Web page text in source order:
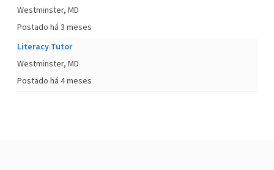
Westminster, MD
Postado há 3 meses
Literacy Tutor
Westminster, MD
Postado há 4 meses